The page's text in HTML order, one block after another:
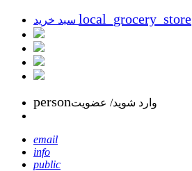
local_grocery_store
personوارد شوید/ عضویت
email
info
public